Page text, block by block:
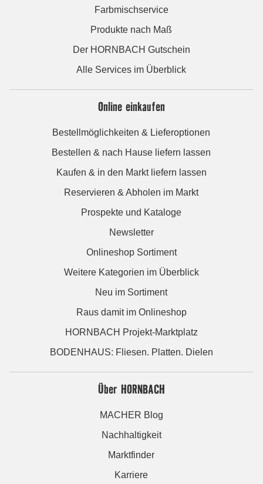
Farbmischservice
Produkte nach Maß
Der HORNBACH Gutschein
Alle Services im Überblick
Online einkaufen
Bestellmöglichkeiten & Lieferoptionen
Bestellen & nach Hause liefern lassen
Kaufen & in den Markt liefern lassen
Reservieren & Abholen im Markt
Prospekte und Kataloge
Newsletter
Onlineshop Sortiment
Weitere Kategorien im Überblick
Neu im Sortiment
Raus damit im Onlineshop
HORNBACH Projekt-Marktplatz
BODENHAUS: Fliesen. Platten. Dielen
Über HORNBACH
MACHER Blog
Nachhaltigkeit
Marktfinder
Karriere